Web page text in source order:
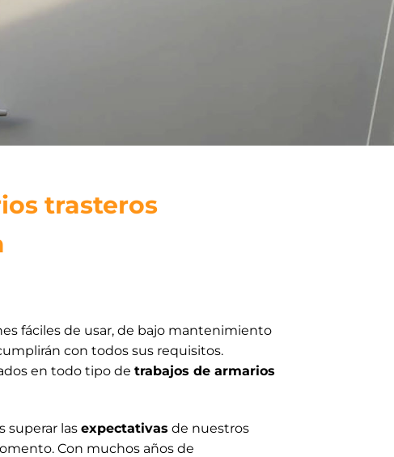
trasteros
fáciles de usar, de bajo mantenimiento
con todos sus requisitos.
en todo tipo de trabajos de armarios
superar las expectativas de nuestros
Con muchos años de